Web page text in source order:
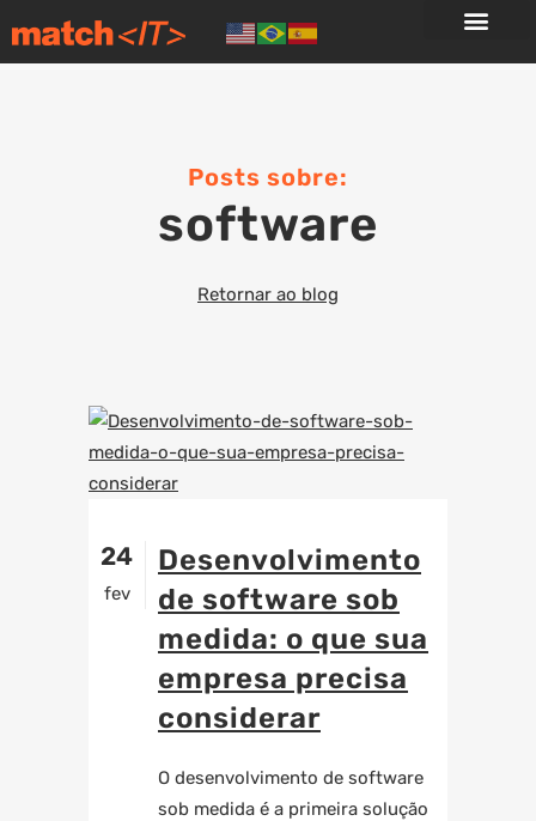
Posts sobre:
software
Retornar ao blog
24
fev
Desenvolvimento
de software sob
medida: o que sua
empresa precisa
considerar
O desenvolvimento de software
sob medida é a primeira solução